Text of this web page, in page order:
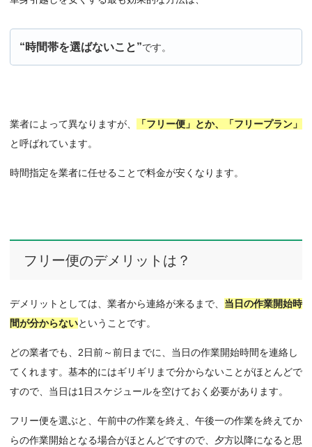
“時間帯を選ばないこと”です。
業者によって異なりますが、
「フリー便」とか、「フリープラン」
と呼ばれています。
時間指定を業者に任せることで料金が安くなります。
フリー便のデメリットは？
デメリットとしては、業者から連絡が来るまで、 当日の作業開始時
間が分からないということです。
どの業者でも、2日前～前日までに、当日の作業開始時間を連絡し
てくれます。基本的にはギリギリまで分からないことがほとんどで
すので、当日は1日スケジュールを空けておく必要があります。
フリー便を選ぶと、午前中の作業を終え、午後一の作業を終えてか
らの作業開始となる場合がほとんどですので、夕方以降になると思